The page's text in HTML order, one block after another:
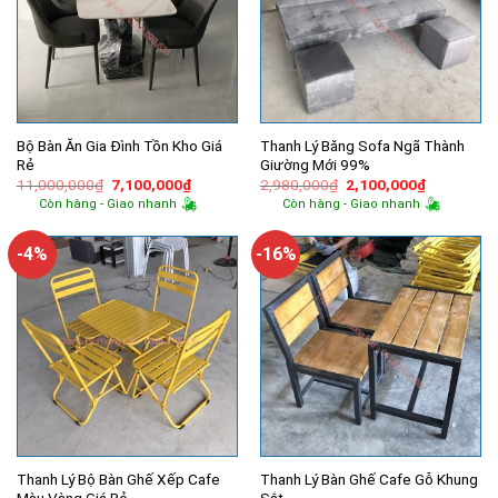
Bộ Bàn Ăn Gia Đình Tồn Kho Giá
Rẻ
11,000,000₫ Giá
gốc
là:
7,100,000₫Giá
hiện
tại
7,100,000₫.
Còn hàng - Giao nhanh
Thanh Lý Băng Sofa Ngã Thành
Giường Mới 99%
2,980,000₫ Giá
gốc
là:
2,100,000₫Giá
hiện
tại
Còn hàng - Giao nhanh
-4%
Thanh Lý Bộ Bàn Ghế Xếp Cafe
-16%
Thanh Lý Bàn Ghế Cafe Gỗ Khung